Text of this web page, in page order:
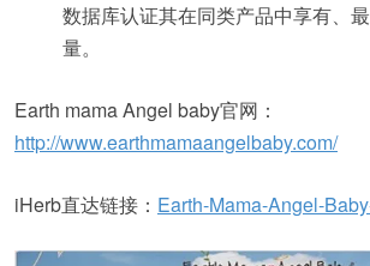
数据库认证其在同类产品中享有、
量。
Earth mama Angel baby官网：
http://www.earthmamaangelbaby.com/
iHerb直达链接： Earth-Mama-Angel-